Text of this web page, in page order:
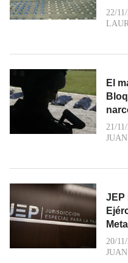
22/
El
21/
JEP
20/